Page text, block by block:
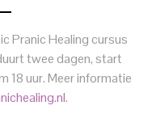
Pranic Healing cursus
twee dagen, start
18 uur. Meer informatie
.